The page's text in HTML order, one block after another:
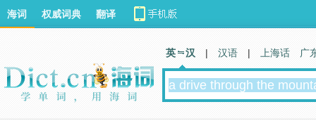
海词 权威词典 翻译
英 汉 | 汉语 | 上海话 广